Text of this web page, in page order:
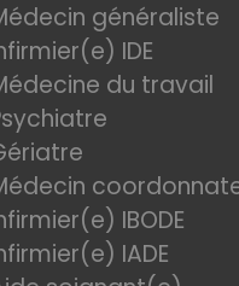
généraliste
IDE
du travail
IBODE
IADE